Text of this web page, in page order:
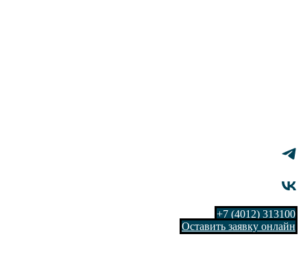
+7 (4012) 313100
Оставить заявку онлайн